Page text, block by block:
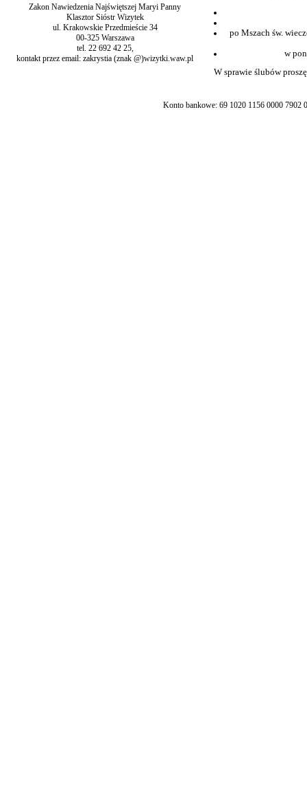
Zakon Nawiedzenia Najświętszej Maryi Panny
Klasztor Sióstr Wizytek
ul. Krakowskie Przedmieście 34
00-325 Warszawa
tel. 22 692 42 25,
kontakt przez email: zakrystia (znak @)wizytki.waw.pl
po Mszach św.
w
W sprawie ślubów
Konto bankowe: 69 1020 1156 0000 7902